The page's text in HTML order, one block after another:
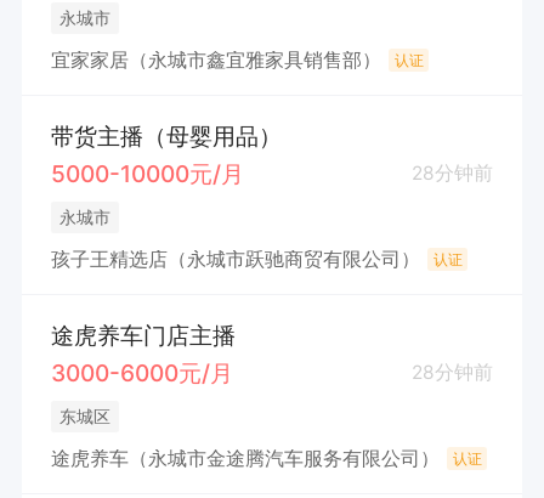
永城市
宜家家居（永城市鑫宜雅家具销售部） 认证
带货主播（母婴用品）
5000-10000元/月
28分钟前
永城市
孩子王精选店（永城市跃驰商贸有限公司） 认证
途虎养车门店主播
3000-6000元/月
28分钟前
东城区
途虎养车（永城市金途腾汽车服务有限公司） 认证